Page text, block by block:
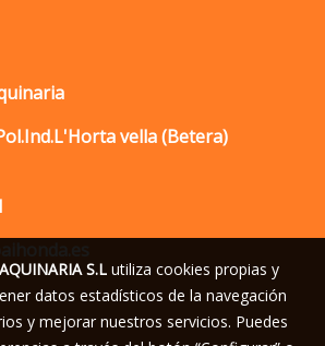
vella (Betera)
S.Lutiliza cookies propias y
datos estadísticos de la navegación
y mejorar nuestros servicios. Puedes